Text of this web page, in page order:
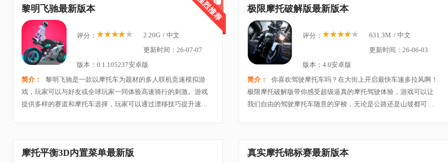
黎明飞驰最新版本
评分： 2.20G / 中文
更新时间：26-07-07
版本：0.1.105237安卓版
简介：
黎明飞驰是一款以摩托车为题材的多人联机竞速模拟游
戏，玩家可以与好友或全球玩家一同体验高速骑行的刺激。游戏
提供多样的赛道和摩托车选择，玩家可以通过漂移技巧提升速度
极限摩托破解版最新版本
评分： 631.3M / 中文
更新时间：26-06-03
版本：4.0安卓版
简介：
你喜欢驾驶摩托车吗？在大街上开启最快车速多拉风啊！
极限摩托破解版带你感受超级逼真的摩托驾驶体验，游戏可以让
我们自由的驾驶摩托车随意的穿梭，无论是公路还是山坡都可
摩托平衡3D内置菜单最新版 真实摩托锦标赛最新版本